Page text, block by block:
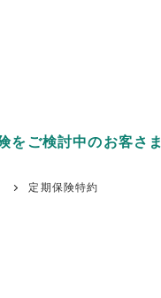
をご検討中のお客さま
定期保険特約